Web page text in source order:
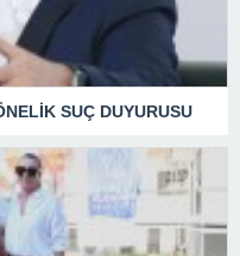
SUÇ DUYURUSU